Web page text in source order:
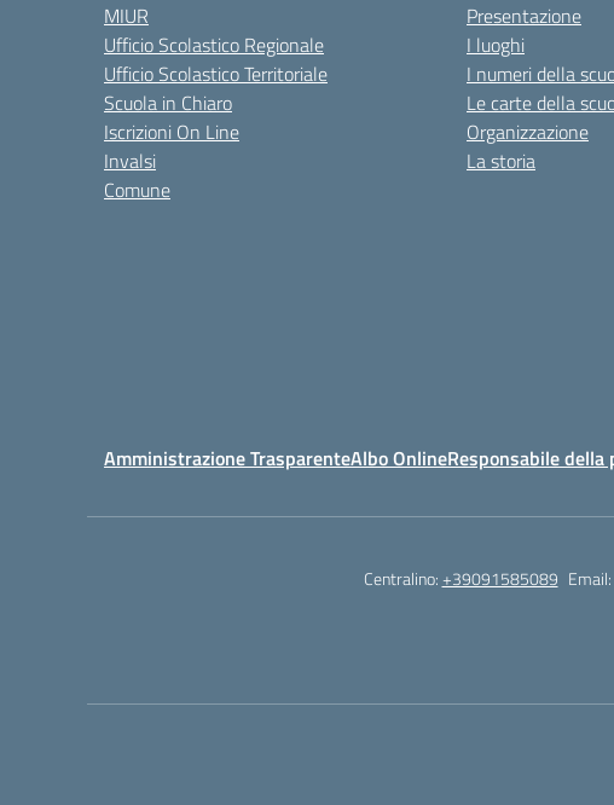
MIUR
Ufficio Scolastico Regionale
Ufficio Scolastico Territoriale
Scuola in Chiaro
Iscrizioni On Line
Invalsi
Comune
Presentazione
I luoghi
I numeri della
Le carte della
Organizzazione
La storia
Amministrazione TrasparenteAlbo OnlineResponsabile
Centralino:+39091585089 Email: